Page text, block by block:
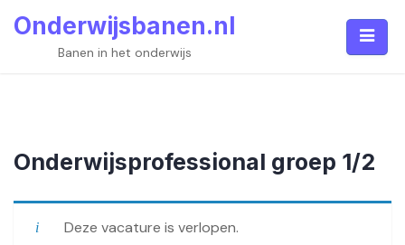
Onderwijsbanen.nl
Banen in het onderwijs
Onderwijsprofessional groep 1/2
Deze vacature is verlopen.